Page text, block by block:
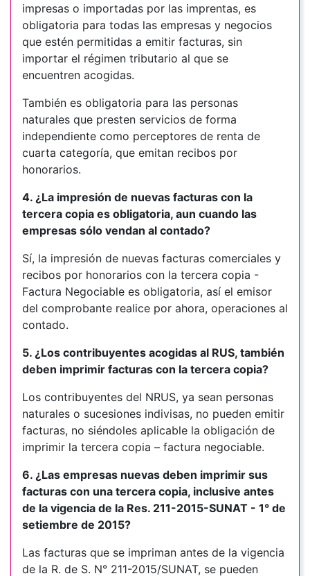
impresas o importadas por las imprentas, es
obligatoria para todas las empresas y negocios
que estén permitidas a emitir facturas, sin
importar el régimen tributario al que se
encuentren acogidas.
También es obligatoria para las personas
naturales que presten servicios de forma
independiente como perceptores de renta de
cuarta categoría, que emitan recibos por
honorarios.
4. ¿La impresión de nuevas facturas con la
tercera copia es obligatoria, aun cuando las
empresas sólo vendan al contado?
Sí, la impresión de nuevas facturas comerciales y
recibos por honorarios con la tercera copia -
Factura Negociable es obligatoria, así el emisor
del comprobante realice por ahora, operaciones al
contado.
5. ¿Los contribuyentes acogidas al RUS, también
deben imprimir facturas con la tercera copia?
Los contribuyentes del NRUS, ya sean personas
naturales o sucesiones indivisas, no pueden emitir
facturas, no siéndoles aplicable la obligación de
imprimir la tercera copia – factura negociable.
6. ¿Las empresas nuevas deben imprimir sus
facturas con una tercera copia, inclusive antes
de la vigencia de la Res. 211-2015-SUNAT - 1° de
setiembre de 2015?
Las facturas que se impriman antes de la vigencia
de la R. de S. N° 211-2015/SUNAT, se pueden